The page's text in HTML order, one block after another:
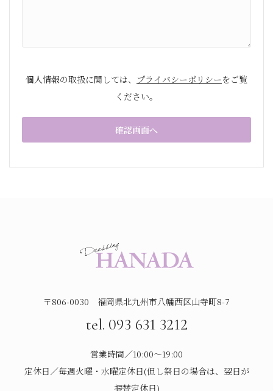
個人情報の取扱に関しては、 プライバシーポリシーをご覧
ください。
〒806-0030 福岡県北九州市八幡西区山寺町8-7
tel. 093 631 3212
営業時間／10:00～19:00
定休日／毎週火曜・水曜定休日(但し祭日の場合は、翌日が
振替定休日)